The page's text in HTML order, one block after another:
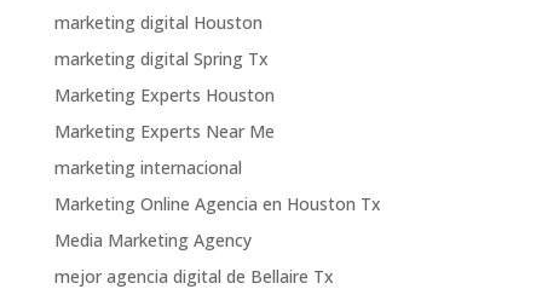
marketing digital Houston
marketing digital Spring Tx
Marketing Experts Houston
Marketing Experts Near Me
marketing internacional
Marketing Online Agencia en Houston Tx
Media Marketing Agency
mejor agencia digital de Bellaire Tx